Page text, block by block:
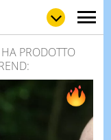
GULPLOVE
NEWS
STORIE
PRODOTTO